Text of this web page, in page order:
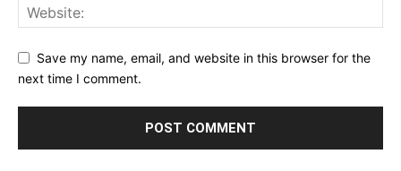
Save my name, email, and website in this browser for the
next time I comment.